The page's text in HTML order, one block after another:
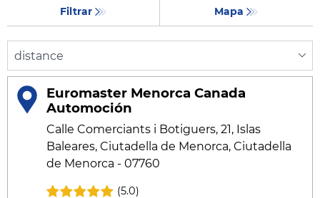
Filtrar Mapa
Euromaster Menorca Canada
Automoción
Calle Comerciants i Botiguers, 21, Islas
Baleares, Ciutadella de Menorca, Ciutadella
de Menorca - 07760
(5.0)